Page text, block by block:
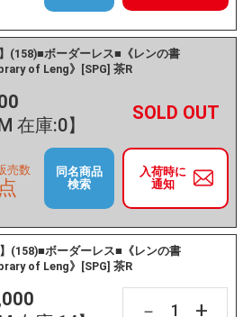
】(158)■ボーダーレス■《レンの書
of Leng》[SPG] 茶R
在庫:0】
－ +
入荷時に
通知
売数
同名商品
検索
】(158)■ボーダーレス■《レンの書
of Leng》[SPG] 茶R
－ +